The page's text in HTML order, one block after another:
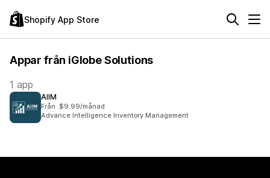
Shopify App Store
Appar från iGlobe Solutions
1 app
AIIM
Från $9.99/månad
Advance Intelligence Inventory Management